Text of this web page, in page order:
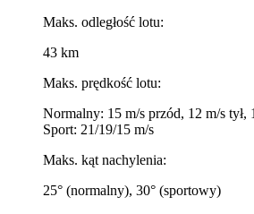
Maks. odległość lotu:
43 km
Maks. prędkość lotu:
Normalny: 15 m/s przód, 12 m/s tył,
Sport: 21/19/15 m/s
Maks. kąt nachylenia:
25° (normalny), 30° (sportowy)